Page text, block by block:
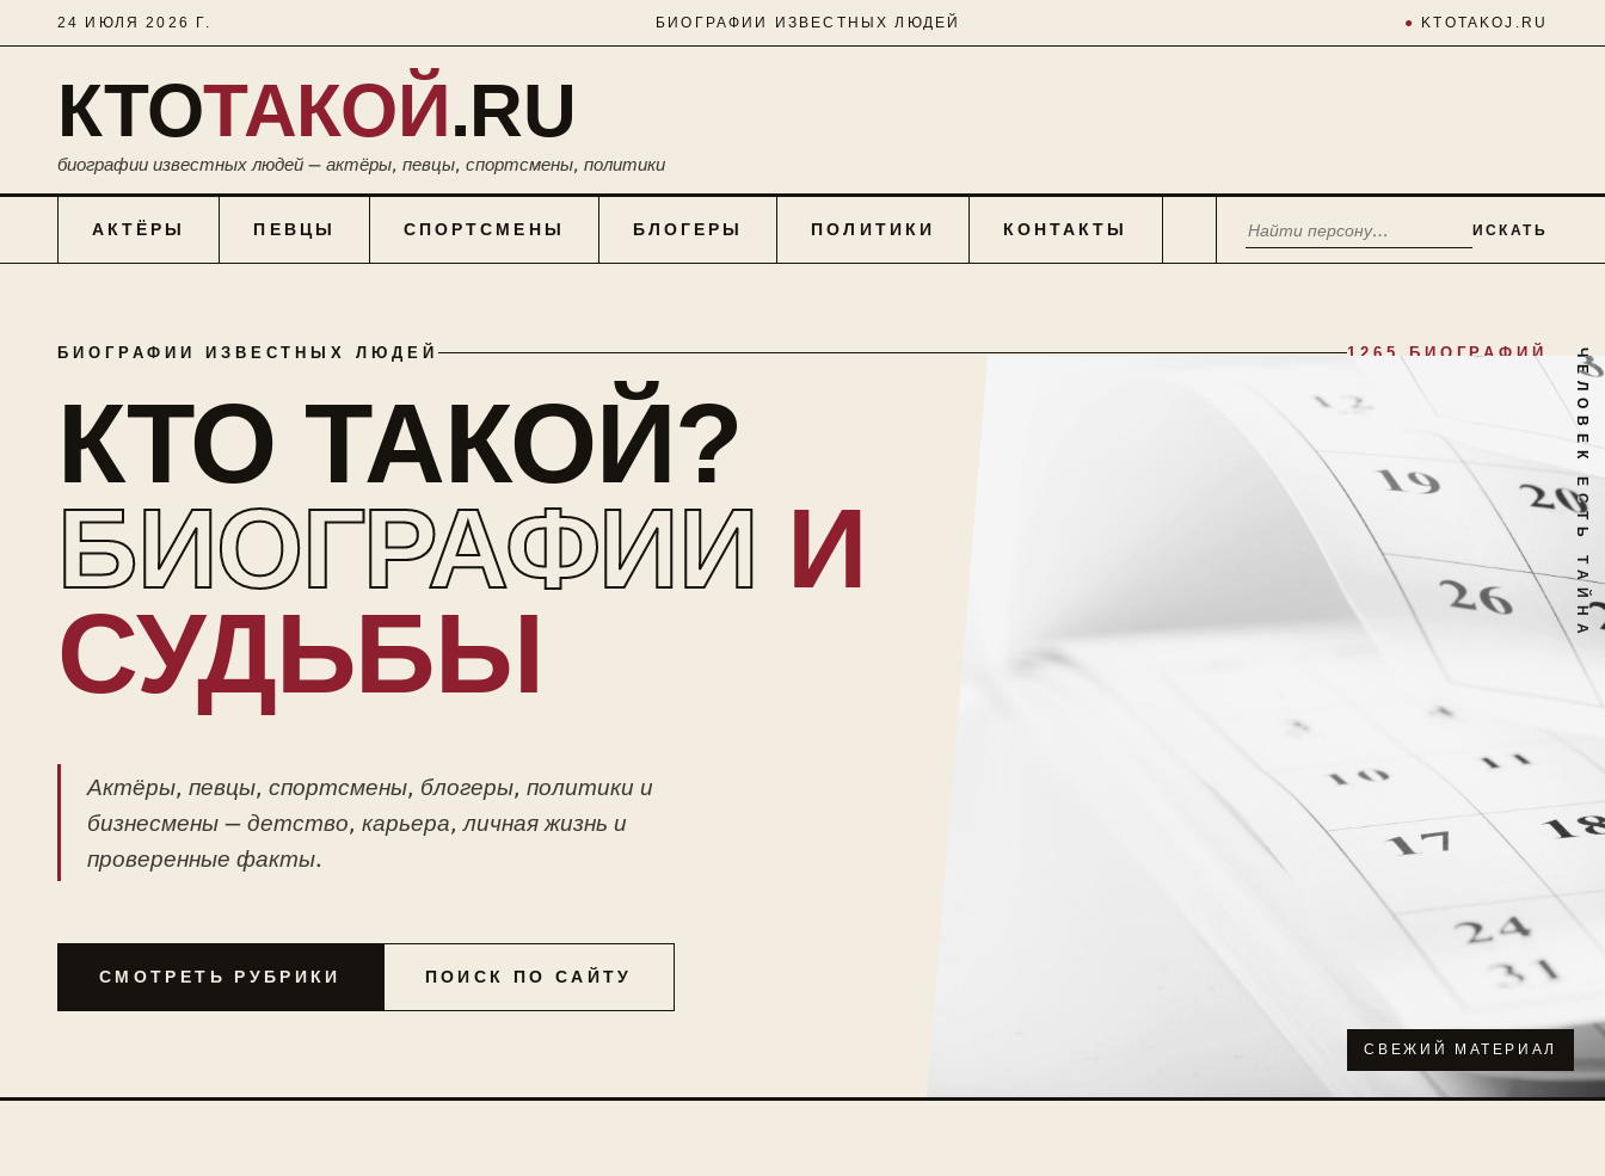
24 ИЮЛЯ 2026 Г. БИОГРАФИИ ИЗВЕСТНЫХ ЛЮДЕЙ ● KTOTAKOJ.RU
КТОТАКОЙ.RU
биографии известных людей — актёры, певцы, спортсмены, политики
АКТЁРЫ ПЕВЦЫ СПОРТСМЕНЫ БЛОГЕРЫ ПОЛИТИКИ КОНТАКТЫ ИСКАТЬ
БИОГРАФИИ ИЗВЕСТНЫХ ЛЮДЕЙ 1265 БИОГРАФИЙ
КТО ТАКОЙ?
БИОГРАФИИ И
СУДЬБЫ
Актёры, певцы, спортсмены, блогеры, политики и
бизнесмены — детство, карьера, личная жизнь и
проверенные факты.
СМОТРЕТЬ РУБРИКИ ПОИСК ПО САЙТУ
СВЕЖИЙ МАТЕРИАЛ
ЧЕЛОВЕК ЕСТЬ ТАЙНА